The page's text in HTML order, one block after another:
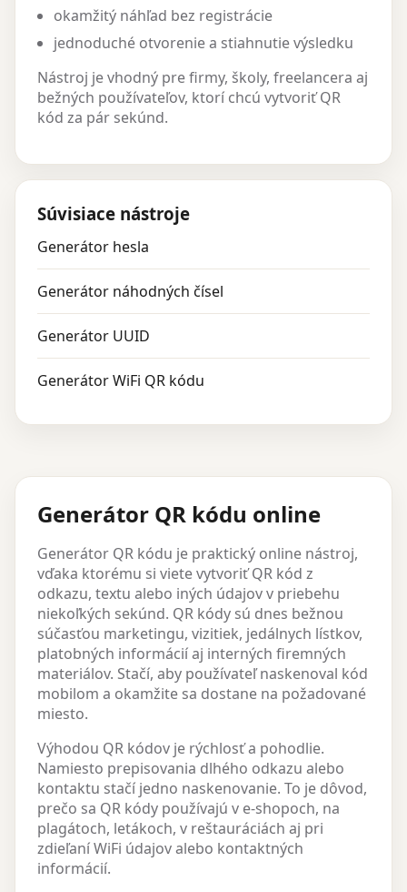
okamžitý náhľad bez registrácie
jednoduché otvorenie a stiahnutie výsledku
Nástroj je vhodný pre firmy, školy, freelancera aj
bežných používateľov, ktorí chcú vytvoriť QR
kód za pár sekúnd.
Súvisiace nástroje
Generátor hesla
Generátor náhodných čísel
Generátor UUID
Generátor WiFi QR kódu
Generátor QR kódu online
Generátor QR kódu je praktický online nástroj,
vďaka ktorému si viete vytvoriť QR kód z
odkazu, textu alebo iných údajov v priebehu
niekoľkých sekúnd. QR kódy sú dnes bežnou
súčasťou marketingu, vizitiek, jedálnych lístkov,
platobných informácií aj interných firemných
materiálov. Stačí, aby používateľ naskenoval kód
mobilom a okamžite sa dostane na požadované
miesto.
Výhodou QR kódov je rýchlosť a pohodlie.
Namiesto prepisovania dlhého odkazu alebo
kontaktu stačí jedno naskenovanie. To je dôvod,
prečo sa QR kódy používajú v e-shopoch, na
plagátoch, letákoch, v reštauráciách aj pri
zdieľaní WiFi údajov alebo kontaktných
informácií.